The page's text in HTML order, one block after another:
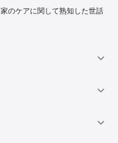
家のケアに関して熟知した世話